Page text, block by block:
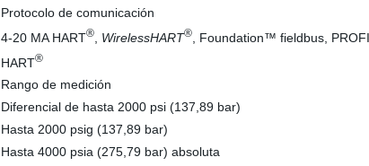
Protocolo de comunicación
4-20 MA HART® WirelessHART® , Foundation™ fieldbus,
HART®
Rango de medición
Diferencial de hasta 2000 psi (137,89 bar)
Hasta 2000 psig (137,89 bar)
Hasta 4000 psia (275,79 bar) absoluta